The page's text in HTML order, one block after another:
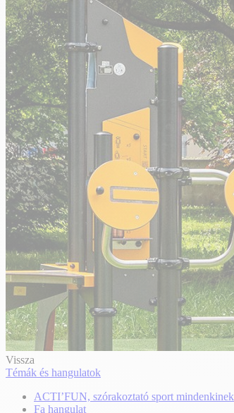
Vissza
Témák és hangulatok
ACTI’FUN, szórakoztató sport mindenkinek
Fa hangulat